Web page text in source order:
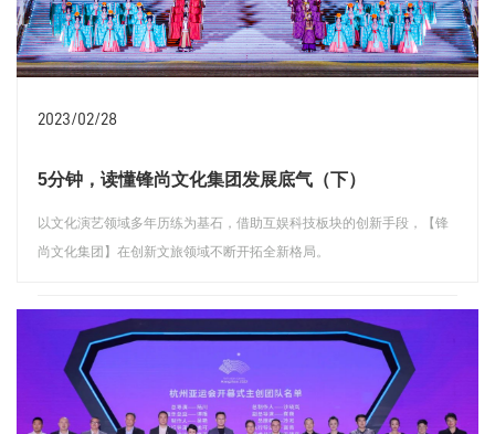
2023/02/28
5分钟，读懂锋尚文化集团发展底气（下）
以文化演艺领域多年历练为基石，借助互娱科技板块的创新手段，【锋
尚文化集团】在创新文旅领域不断开拓全新格局。
查看详情